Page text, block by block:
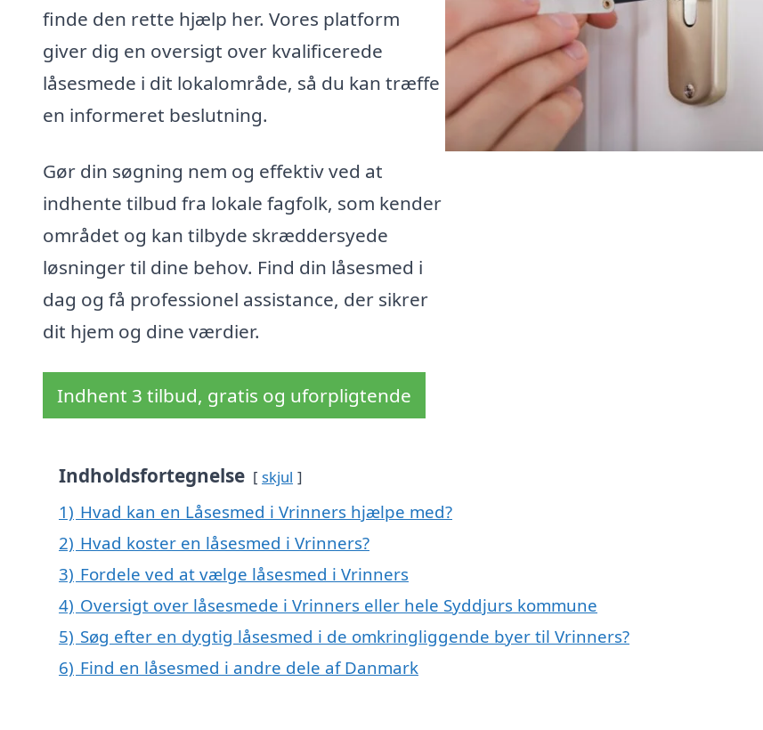
finde den rette hjælp her. Vores platform
giver dig en oversigt over kvalificerede
låsesmede i dit lokalområde, så du kan træffe
en informeret beslutning.
Gør din søgning nem og effektiv ved at
indhente tilbud fra lokale fagfolk, som kender
området og kan tilbyde skræddersyede
løsninger til dine behov. Find din låsesmed i
dag og få professionel assistance, der sikrer
dit hjem og dine værdier.
Indhent 3 tilbud, gratis og uforpligtende
Indholdsfortegnelse skjul
1) Hvad kan en Låsesmed i Vrinners hjælpe med?
2) Hvad koster en låsesmed i Vrinners?
3) Fordele ved at vælge låsesmed i Vrinners
4) Oversigt over låsesmede i Vrinners eller hele Syddjurs kommune
5) Søg efter en dygtig låsesmed i de omkringliggende byer til Vrinners?
6) Find en låsesmed i andre dele af Danmark